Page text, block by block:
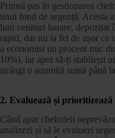
Primul pas în gestionarea
unui fond de urgență. Acesta
luni venituri lunare, depozitat
rapid, dar nu la fel de ușor ca
a economisi un procent mic
10%), iar apoi să-ți stabilești
strângi o anumită sumă până
2. Evaluează și
Când apar cheltuieli
analizezi și să le evaluezi